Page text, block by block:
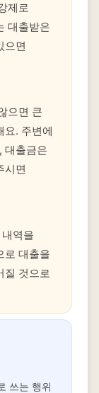
제로
대출받은
으면
으면 큰
요. 주변에
대출금은
시면
역을
로 대출을
질 것으로
쓰는 행위